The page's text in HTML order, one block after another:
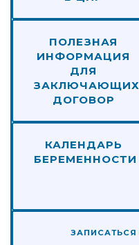
ПОЛЕЗНАЯ
ИНФОРМАЦИЯ
ДЛЯ
ЗАКЛЮЧАЮЩИХ
ДОГОВОР
КАЛЕНДАРЬ
БЕРЕМЕННОСТИ